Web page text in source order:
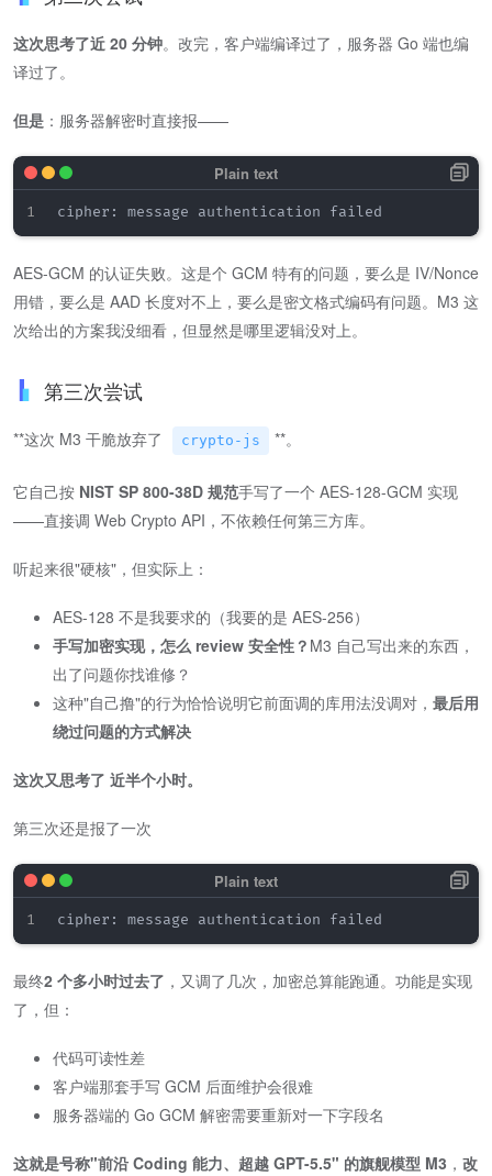
这次思考了近 20 分钟​。改完，客户端编译过了，服务器 Go 端也编
译过了。
但是 ​：服务器解密时直接报——
AES-GCM 的认证失败。这是个 GCM 特有的问题，要么是 IV/Nonce
用错，要么是 AAD 长度对不上，要么是密文格式编码有问题。M3 这
次给出的方案我没细看，但显然是哪里逻辑没对上。
第三次尝试
​**这次 M3 干脆放弃了 crypto-js **​。
它自己按 NIST SP 800-38D 规范手写了一个 AES-128-GCM 实现
——直接调 Web Crypto API，不依赖任何第三方库。
听起来很"硬核"，但实际上：
AES-128 不是我要求的（我要的是 AES-256）
​手写加密实现，怎么 review 安全性？​ M3 自己写出来的东西，
出了问题你找谁修？
这种"自己撸"的行为恰恰说明它前面调的库用法没调对， 最后用
绕过问题的方式解决
这次又思考了 近半个小时。
​第三次还是报了一次
最终2 个多小时过去了 ，又调了几次​，加密总算能跑通。功能是实现
了，但：
代码可读性差
客户端那套手写 GCM 后面维护会很难
服务器端的 Go GCM 解密需要重新对一下字段名
这就是号称"前沿 Coding 能力、超越 GPT-5.5" 的旗舰模型 M3 ​， 改